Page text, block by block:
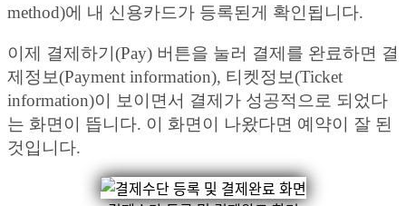
method)에 내 신용카드가 등록된게 확인됩니다.
이제 결제하기(Pay) 버튼을 눌러 결제를 완료하면 결
제정보(Payment information), 티켓정보(Ticket
information)이 보이면서 결제가 성공적으로 되었다
는 화면이 뜹니다. 이 화면이 나왔다면 예약이 잘 된
것입니다.